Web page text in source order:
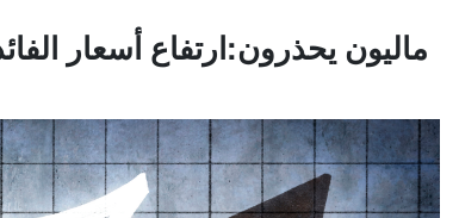
ماليون يحذرون:ارتفاع أسعار